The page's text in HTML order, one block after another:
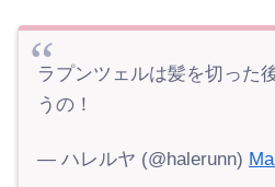
ラプンツェルは髪を切った
うの！
— ハレルヤ (@halerunn)